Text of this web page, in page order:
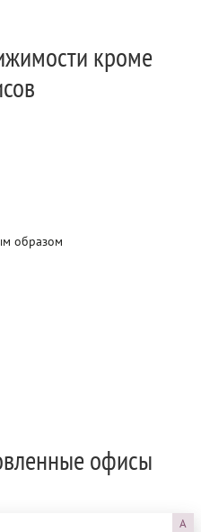
кроме
образом
офисы
A